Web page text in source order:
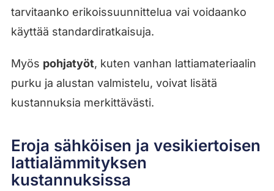
tarvitaanko erikoissuunnittelua vai voidaanko
käyttää standardiratkaisuja.
Myös pohjatyöt, kuten vanhan lattiamateriaalin
purku ja alustan valmistelu, voivat lisätä
kustannuksia merkittävästi.
Eroja sähköisen ja vesikiertoisen
lattialämmityksen
kustannuksissa